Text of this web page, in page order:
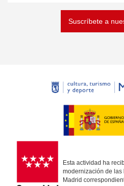
Suscríbete a
Esta actividad ha
modernización de
Madrid